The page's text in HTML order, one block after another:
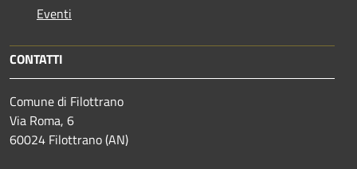
Eventi
CONTATTI
Comune di Filottrano
Via Roma, 6
60024 Filottrano (AN)